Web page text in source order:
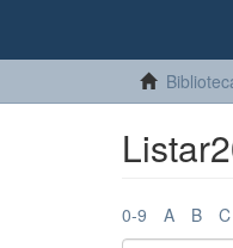
0-9 A B C